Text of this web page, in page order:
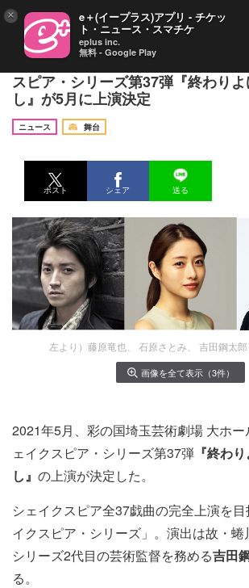
藤原竜也×石原さとみ×吉田鋼太郎
スピア・シリーズ第37弾『終わり
し』が5月に上演決定
ニュース
舞台
ポスト シェア 送る
左より）藤原竜也、 石原さとみ、 吉田鋼太
画像を全て表示（3件）
2021年5月、彩の国埼玉芸術劇場 大ホ
ェイクスピア・シリーズ第37弾 『終わ
し』 の上演が決定した。
シェイクスピア全37戯曲の完全上演を
イクスピア・シリーズ」。演出は故・
シリーズ2代目の芸術監督を務める吉田
る。
× e＋(イープラス)アプリ - チケッ
ト・ニュース・スマチケ
eplus inc.
無料 - Google Play